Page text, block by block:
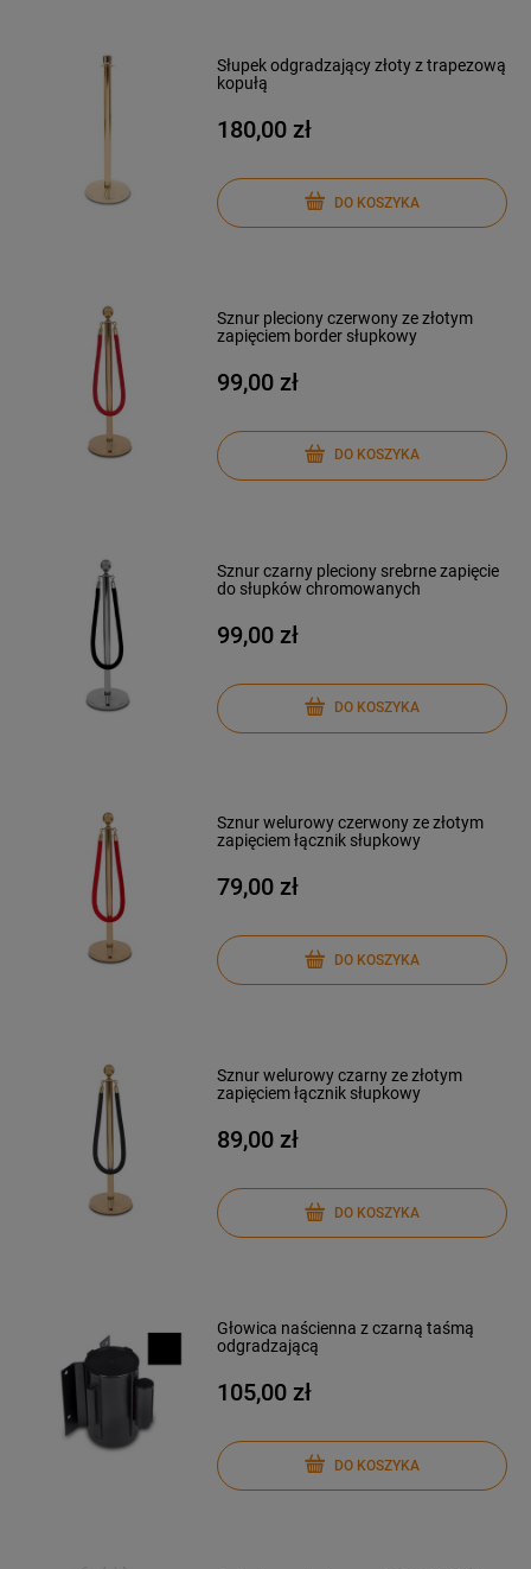
Słupek odgradzający złoty z trapezową
kopułą
180,00 zł
DO KOSZYKA
Sznur pleciony czerwony ze złotym
zapięciem border słupkowy
99,00 zł
DO KOSZYKA
Sznur czarny pleciony srebrne zapięcie
do słupków chromowanych
99,00 zł
DO KOSZYKA
Sznur welurowy czerwony ze złotym
zapięciem łącznik słupkowy
79,00 zł
DO KOSZYKA
Sznur welurowy czarny ze złotym
zapięciem łącznik słupkowy
89,00 zł
DO KOSZYKA
Głowica naścienna z czarną taśmą
odgradzającą
105,00 zł
DO KOSZYKA